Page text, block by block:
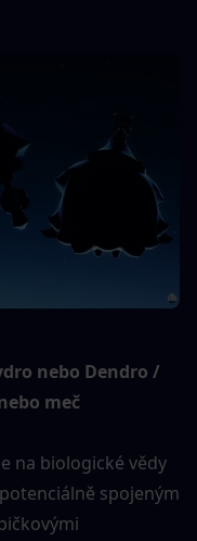
nebo Dendro /
meč
na biologické vědy
spojeným